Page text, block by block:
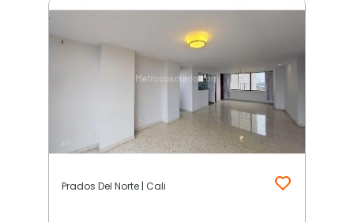
Prados Del Norte | Cali